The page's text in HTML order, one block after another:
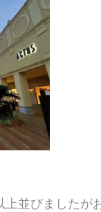
並びましたが